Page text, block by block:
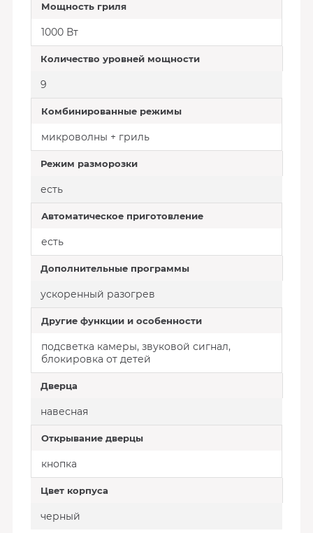
Мощность гриля
1000 Вт
Количество уровней мощности
9
Комбинированные режимы
микроволны + гриль
Режим разморозки
есть
Автоматическое приготовление
есть
Дополнительные программы
ускоренный разогрев
Другие функции и особенности
подсветка камеры, звуковой сигнал,
блокировка от детей
Дверца
навесная
Открывание дверцы
кнопка
Цвет корпуса
черный